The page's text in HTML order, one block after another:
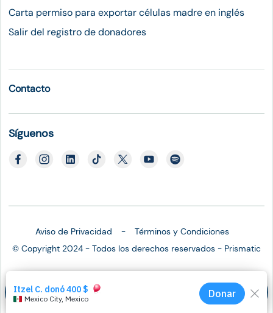
Salva una vida Corre
Carta permiso para exportar células madre en inglés
Salir del registro de donadores
Contacto
Síguenos
Aviso de Privacidad
Términos y Condiciones
© Copyright 2024 - Todos los derechos reservados - Prismatic